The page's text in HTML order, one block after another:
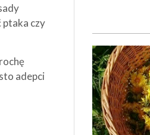
ptaka czy
adepci